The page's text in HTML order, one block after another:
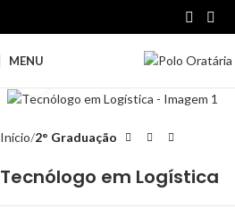
MENU
Início 2° Graduação
Tecnólogo em Logística